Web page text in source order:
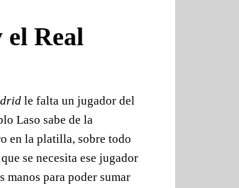
el Real
le falta un jugador del
Laso sabe de la
en la platilla, sobre todo
se necesita ese jugador
manos para poder sumar